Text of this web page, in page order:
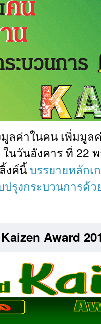
ลค่าในคน เพิ่มมูล
นวันอังคาร ที่ 22
งค์นี้ บรรยายหลัก
รุงกระบวนการด้ว
Award